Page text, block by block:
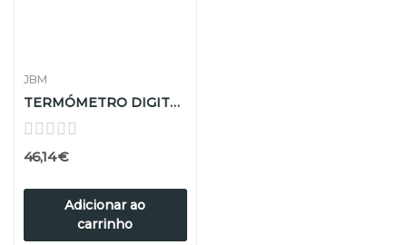
JBM
TERMÓMETRO DIGITAL PROFISSIONAL
46,14 €
Adicionar ao
carrinho